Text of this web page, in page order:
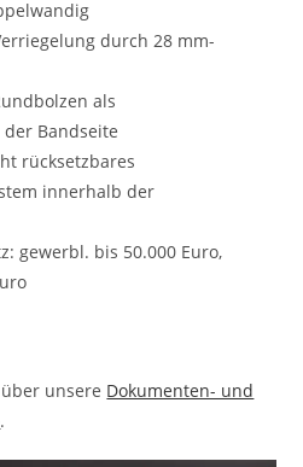
durch 28 mm-
als
Bandseite
rücksetzbares
innerhalb der
gewerbl. bis 50.000 Euro,
unsere Dokumenten- und
.